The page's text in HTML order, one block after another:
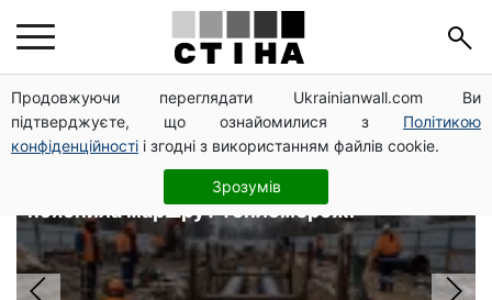
Продовжуючи переглядати Ukrainianwall.com Ви
підтверджуєте, що ознайомилися з Політикою
конфіденційності і згодні з використанням файлів cookie.
Зрозумів
Головні новини
Дві труби по 700 мм не пройдуть
через парк на Теремках: КМДА
пояснила маршрут тепломережі